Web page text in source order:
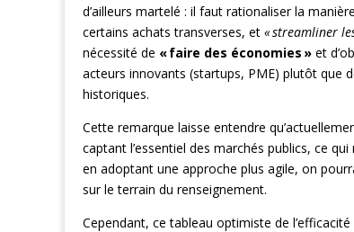
d’ailleurs martelé : il faut rationaliser la
certains achats transverses, et « streamliner
nécessité de « faire des économies » et
acteurs innovants (startups, PME) plutôt que
historiques.
Cette remarque laisse entendre
captant l’essentiel des marchés publics, ce
en adoptant une approche plus agile, on
sur le terrain du renseignement.
Cependant, ce tableau optimiste de